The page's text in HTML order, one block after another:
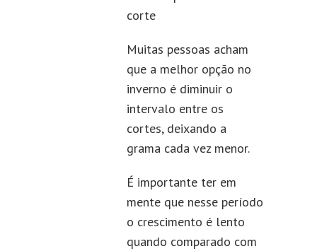
corte
Muitas pessoas acham
que a melhor opção no
inverno é diminuir o
intervalo entre os
cortes, deixando a
grama cada vez menor.
É importante ter em
mente que nesse período
o crescimento é lento
quando comparado com